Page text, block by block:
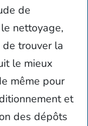
de
nettoyage,
trouver la
le mieux
même pour
et
des dépôts